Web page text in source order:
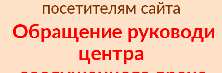
посетителям сайта
Обращение
центра